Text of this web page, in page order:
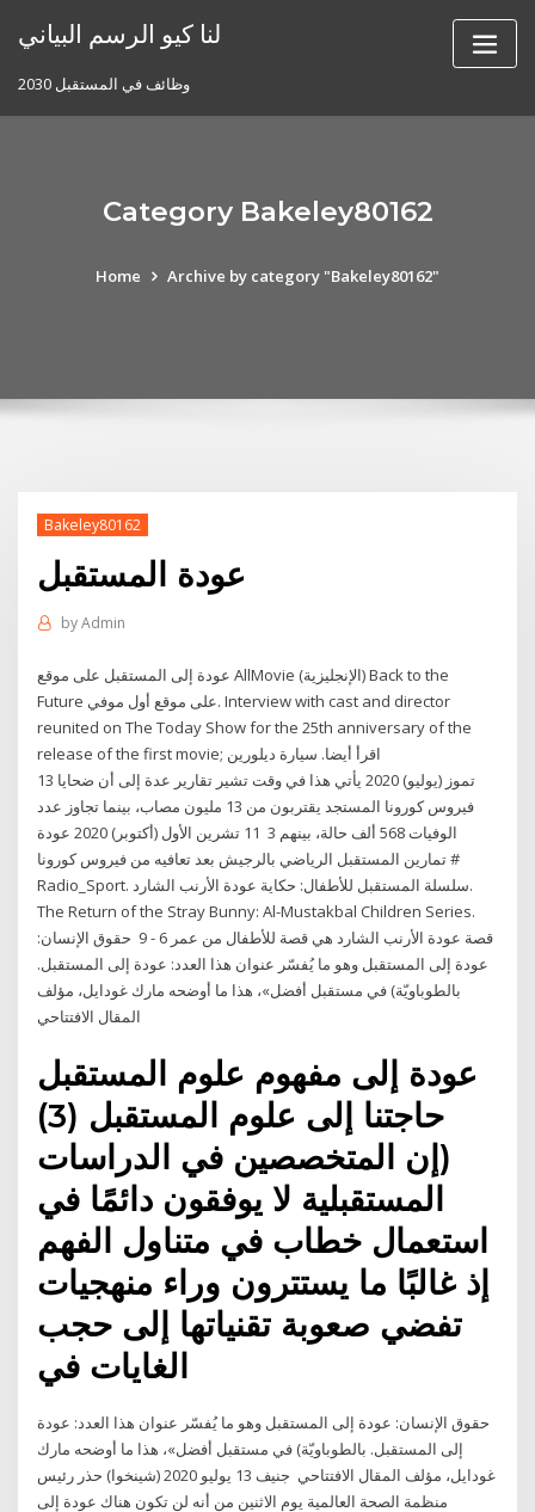
لنا كيو الرسم البياني
وظائف في المستقبل 2030
Category Bakeley80162
Home Archive by category "Bakeley80162"
Bakeley80162
عودة المستقبل
byAdmin
عودة إلى المستقبل على موقع AllMovie (الإنجليزية) Back to the
Future على موقع أول موفي. Interview with cast and director
reunited on The Today Show for the 25th anniversary of the
release of the first movie; اقرأ أيضا. سيارة ديلورين
13 تموز (يوليو) 2020 يأتي هذا في وقت تشير تقارير عدة إلى أن ضحايا
فيروس كورونا المستجد يقتربون من 13 مليون مصاب، بينما تجاوز عدد
الوفيات 568 ألف حالة، بينهم 3 11 تشرين الأول (أكتوبر) 2020 عودة
تمارين المستقبل الرياضي بالرجيش بعد تعافيه من فيروس كورونا #
Radio_Sport. سلسلة المستقبل للأطفال: حكاية عودة الأرنب الشارد.
The Return of the Stray Bunny: Al-Mustakbal Children Series.
قصة عودة الأرنب الشارد هي قصة للأطفال من عمر 6 - 9 حقوق الإنسان:
عودة إلى المستقبل وهو ما يُفسّر عنوان هذا العدد: عودة إلى المستقبل.
بالطوباويّة) في مستقبل أفضل»، هذا ما أوضحه مارك غودايل، مؤلف
عودة إلى مفهوم علوم المستقبل
حاجتنا إلى علوم المستقبل (3)
(إن المتخصصين في الدراسات
المستقبلية لا يوفقون دائمًا في
استعمال خطاب في متناول الفهم
إذ غالبًا ما يستترون وراء منهجيات
تفضي صعوبة تقنياتها إلى حجب
الغايات في
حقوق الإنسان: عودة إلى المستقبل وهو ما يُفسّر عنوان هذا العدد: عودة
إلى المستقبل. بالطوباويّة) في مستقبل أفضل»، هذا ما أوضحه مارك
غودايل، مؤلف المقال الافتتاحي جنيف 13 يوليو 2020 (شينخوا) حذر رئيس
منظمة الصحة العالمية يوم الاثنين من أنه لن تكون هناك عودة إلى